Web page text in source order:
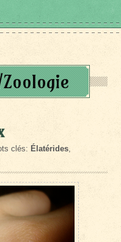
clés: Élatérides,